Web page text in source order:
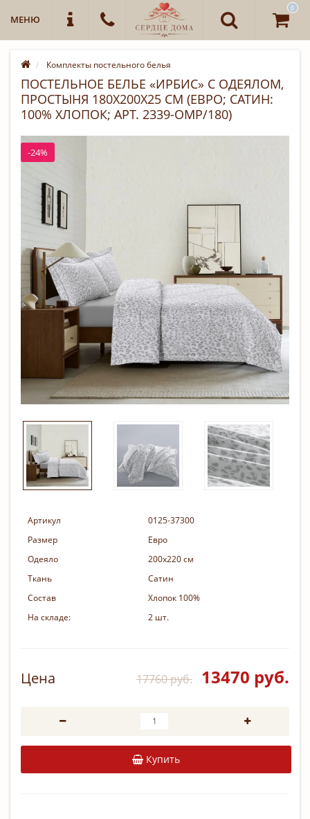
МЕНЮ
0
Комплекты постельного белья
ПОСТЕЛЬНОЕ БЕЛЬЕ «ИРБИС» С ОДЕЯЛОМ,
ПРОСТЫНЯ 180Х200Х25 СМ (ЕВРО; САТИН:
100% ХЛОПОК; АРТ. 2339-OMP/180)
-24%
Артикул
0125-37300
Размер
Евро
Одеяло
200х220 см
Ткань
Сатин
Состав
Хлопок 100%
На складе:
2 шт.
Цена 17760 руб. 13470 руб.
Купить